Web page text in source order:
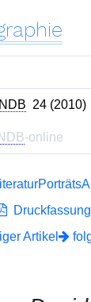
NDB 24 (2010)
NDB-online
Porträts
Druckfassung
Artikel